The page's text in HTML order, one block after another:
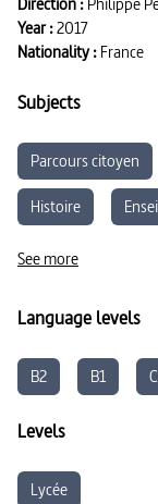
Year :2017
Nationality :France
Subjects
Parcours citoyen
Histoire
Développement
See more
Language levels
B2 B1
Levels
Lycée